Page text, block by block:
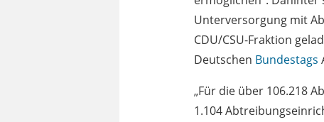
Unterversorgung mit
CDU/CSU-Fraktion
Deutschen Bundestags
„Für die über 106.218
1.104